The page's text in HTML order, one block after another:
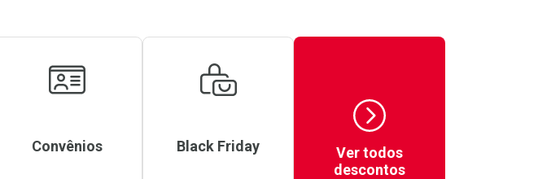
Convênios Black Friday
Ver todos
descontos